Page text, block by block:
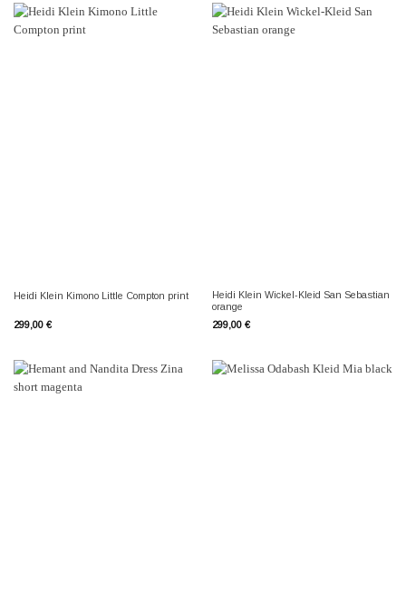
Heidi Klein Kimono Little Compton print
299,00 €
Heidi Klein Wickel-Kleid San Sebastian
orange
299,00 €